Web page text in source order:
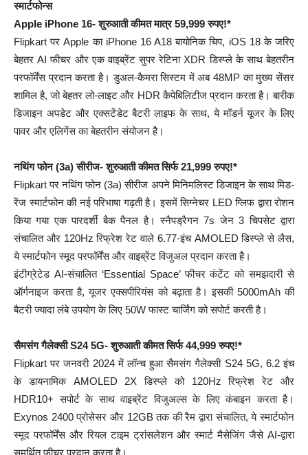
स्मार्टफोन्स
Apple iPhone 16- शुरुआती कीमत मात्र 59,999 रुपए!*
Flipkart पर Apple का iPhone 16 A18 बायोनिक चिप, iOS 18 के जरिए
बेहतर AI फीचर और एक वाइब्रेंट सुपर रेटिना XDR डिस्प्ले के साथ बेहतरीन
परफॉर्मेंस प्रदान करता है। डुअल-कैमरा सिस्टम में अब 48MP का मुख्य सेंसर
शामिल है, जो बेहतर लो-लाइट और HDR कैपेबिलिटीज प्रदान करता है। बारीक
डिजाइन अपडेट और एक्सटेंडेट बैटरी लाइफ के साथ, ये मॉडर्न यूजर के लिए
पावर और एलिगेंस का बेहतरीन संयोजन है।
नथिंग फोन (3a) सीरीज- शुरुआती कीमत सिर्फ 21,999 रुपए!*
Flipkart पर नथिंग फोन (3a) सीरीज अपने मिनिमलिस्ट डिजाइन के साथ मिड-
रेंज स्मार्टफोन की नई परिभाषा गढ़ती है। इसमें सिग्नेचर LED ग्लिफ द्वारा रोशन
किया गया एक पारदर्शी बैक पैनल है। स्नैपड्रैगन 7s जेन 3 चिपसेट द्वारा
संचालित और 120Hz रिफ्रेश रेट वाले 6.77-इंच AMOLED डिस्प्ले से लैस,
ये स्मार्टफोन स्मूद परफॉर्मेंस और वाइब्रेंट विजुअल प्रदान करता है।
इंटीग्रेटेड AI-संचालित ‘Essential Space’ फीचर कंटेंट को समझदारी से
ऑर्गनाइज करता है, यूजर एक्सपीरियंस को बढ़ाता है। इसकी 5000mAh की
बैटरी ज्यादा लंबे उपयोग के लिए 50W फास्ट चार्जिंग को सपोर्ट करती है।
सैमसंग गैलेक्सी S24 5G- शुरुआती कीमत सिर्फ 44,999 रुपए!*
Flipkart पर जनवरी 2024 में लॉन्च हुआ सैमसंग गैलेक्सी S24 5G, 6.2 इंच
के डायनामिक AMOLED 2X डिस्प्ले को 120Hz रिफ्रेश रेट और
HDR10+ सपोर्ट के साथ वाइब्रेंट विजुअल्स के लिए कंबाइन करता है।
Exynos 2400 प्रोसेसर और 12GB तक की रैम द्वारा संचालित, ये स्मार्टफोन
स्मूद परफॉर्मेंस और रियल टाइम ट्रांसलेशन और स्मार्ट मैसेजिंग जैसे AI-द्वारा
समर्थित फीचर प्रदान करता है।